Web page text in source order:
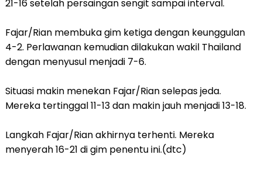
21-16 setelah persaingan sengit sampai interval.
Fajar/Rian membuka gim ketiga dengan keunggulan
4-2. Perlawanan kemudian dilakukan wakil Thailand
dengan menyusul menjadi 7-6.
Situasi makin menekan Fajar/Rian selepas jeda.
Mereka tertinggal 11-13 dan makin jauh menjadi 13-18.
Langkah Fajar/Rian akhirnya terhenti. Mereka
menyerah 16-21 di gim penentu ini.(dtc)